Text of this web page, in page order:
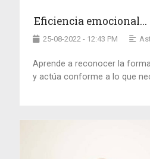
Eficiencia emocional...
25-08-2022 - 12:43 PM
Aprende a reconocer la
y actúa conforme a lo que